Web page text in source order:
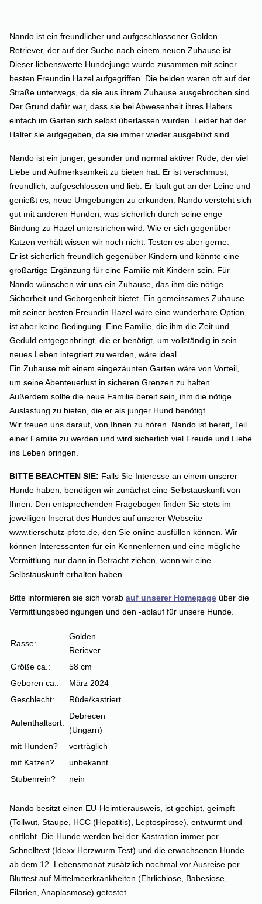
Nando ist ein freundlicher und aufgeschlossener Golden
Retriever, der auf der Suche nach einem neuen Zuhause ist.
Dieser liebenswerte Hundejunge wurde zusammen mit seiner
besten Freundin Hazel aufgegriffen. Die beiden waren oft auf der
Straße unterwegs, da sie aus ihrem Zuhause ausgebrochen sind.
Der Grund dafür war, dass sie bei Abwesenheit ihres Halters
einfach im Garten sich selbst überlassen wurden. Leider hat der
Halter sie aufgegeben, da sie immer wieder ausgebüxt sind.
Nando ist ein junger, gesunder und normal aktiver Rüde, der viel
Liebe und Aufmerksamkeit zu bieten hat. Er ist verschmust,
freundlich, aufgeschlossen und lieb. Er läuft gut an der Leine und
genießt es, neue Umgebungen zu erkunden. Nando versteht sich
gut mit anderen Hunden, was sicherlich durch seine enge
Bindung zu Hazel unterstrichen wird. Wie er sich gegenüber
Katzen verhält wissen wir noch nicht. Testen es aber gerne.
Er ist sicherlich freundlich gegenüber Kindern und könnte eine
großartige Ergänzung für eine Familie mit Kindern sein. Für
Nando wünschen wir uns ein Zuhause, das ihm die nötige
Sicherheit und Geborgenheit bietet. Ein gemeinsames Zuhause
mit seiner besten Freundin Hazel wäre eine wunderbare Option,
ist aber keine Bedingung. Eine Familie, die ihm die Zeit und
Geduld entgegenbringt, die er benötigt, um vollständig in sein
neues Leben integriert zu werden, wäre ideal.
Ein Zuhause mit einem eingezäunten Garten wäre von Vorteil,
um seine Abenteuerlust in sicheren Grenzen zu halten.
Außerdem sollte die neue Familie bereit sein, ihm die nötige
Auslastung zu bieten, die er als junger Hund benötigt.
Wir freuen uns darauf, von Ihnen zu hören. Nando ist bereit, Teil
einer Familie zu werden und wird sicherlich viel Freude und Liebe
ins Leben bringen.
BITTE BEACHTEN SIE: Falls Sie Interesse an einem unserer
Hunde haben, benötigen wir zunächst eine Selbstauskunft von
Ihnen. Den entsprechenden Fragebogen finden Sie stets im
jeweiligen Inserat des Hundes auf unserer Webseite
www.tierschutz-pfote.de, den Sie online ausfüllen können. Wir
können Interessenten für ein Kennenlernen und eine mögliche
Vermittlung nur dann in Betracht ziehen, wenn wir eine
Selbstauskunft erhalten haben.
Bitte informieren sie sich vorab auf unserer Homepage über die
Vermittlungsbedingungen und den -ablauf für unsere Hunde.
Rasse:
Golden
Reriever
Größe ca.:
58 cm
Geboren ca.:
März 2024
Geschlecht:
Rüde/kastriert
Aufenthaltsort:
Debrecen
(Ungarn)
mit Hunden?
verträglich
mit Katzen?
unbekannt
Stubenrein?
nein
Nando besitzt einen EU-Heimtierausweis, ist gechipt, geimpft
(Tollwut, Staupe, HCC (Hepatitis), Leptospirose), entwurmt und
entfloht. Die Hunde werden bei der Kastration immer per
Schnelltest (Idexx Herzwurm Test) und die erwachsenen Hunde
ab dem 12. Lebensmonat zusätzlich nochmal vor Ausreise per
Bluttest auf Mittelmeerkrankheiten (Ehrlichiose, Babesiose,
Filarien, Anaplasmose) getestet.